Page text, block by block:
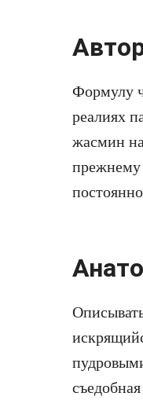
Формулу
реалиях
жасмин
прежнему